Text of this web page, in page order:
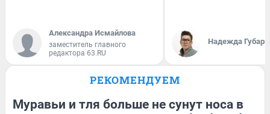
Александра Исмайлова
заместитель главного
редактора 63.RU
Надежда Губарь
РЕКОМЕНДУЕМ
Муравьи и тля больше не сунут носа в